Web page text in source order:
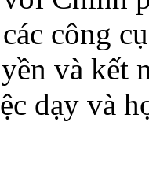
công
và kết
dạy và